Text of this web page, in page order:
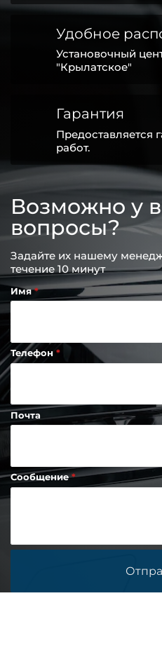
Удобное
Установочный
"Крылатское"
Гарантия
Предоставляется
работ.
Возможно у
вопросы?
Задайте их нашему
течение 10 минут
Имя
Телефон
Почта
Сообщение